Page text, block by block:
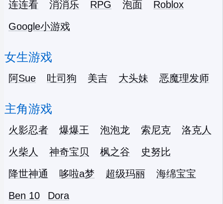
连连看
消消乐 RPG 泡面
Roblox
Google小游戏
女生游戏
阿Sue 吐司狗 美吉 大头妹 恶魔理发师
主角游戏
火影忍者 爆爆王 泡泡龙 索尼克
洛克人
火柴人
神奇宝贝 枫之谷
史努比
降世神通
哆啦a梦 超级玛丽
海绵宝宝
Ben 10
Dora